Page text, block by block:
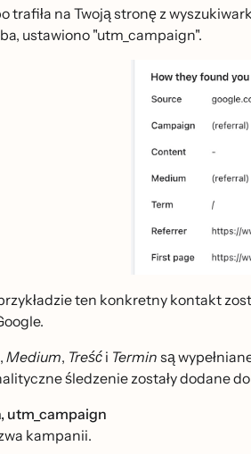
trafiła na Twoją stronę z
ustawiono "utm_campaign".
ten konkretny kontakt
, Medium, Treść i Termin są
śledzenie zostały dodane
utm_campaign
kampanii.